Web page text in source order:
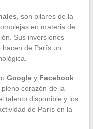
, son pilares de la
en materia de
Sus inversiones
de París un
Googley Facebook
corazón de la
talento disponible y los
de París en la